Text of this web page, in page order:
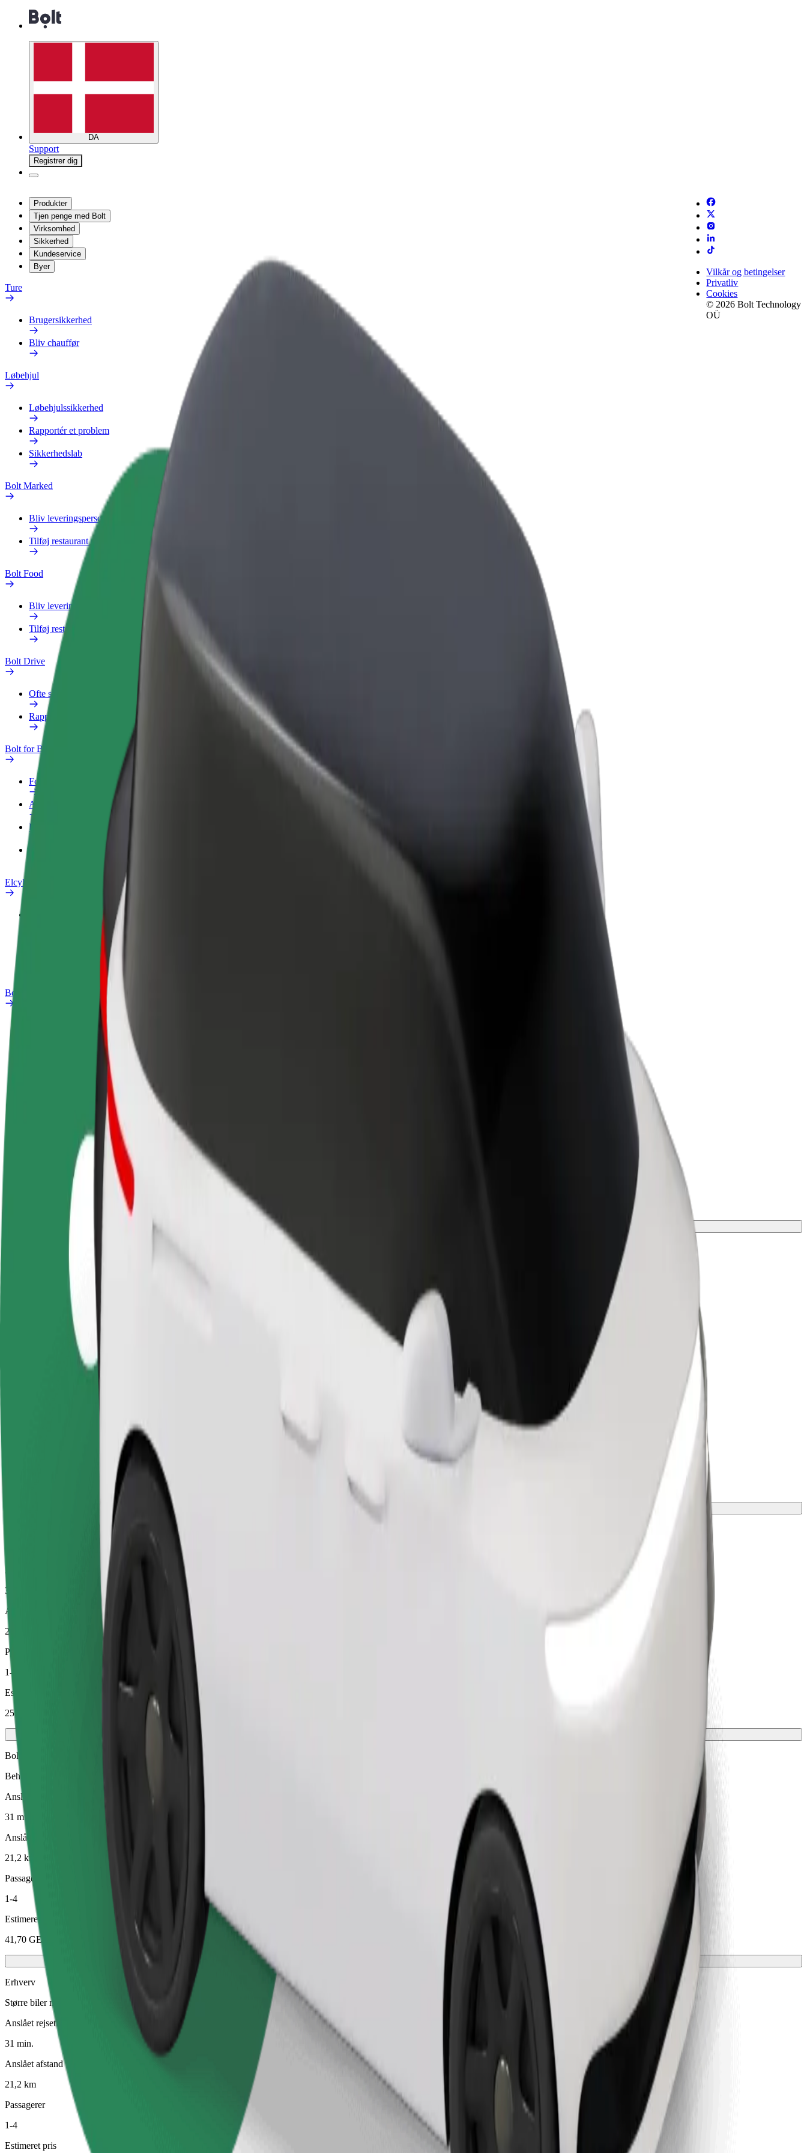
DA
Support
Registrer dig
Produkter
Tjen penge med Bolt
Virksomhed
Sikkerhed
Kundeservice
Byer
Ture
Brugersikkerhed
Bliv chauffør
Løbehjul
Løbehjulssikkerhed
Rapportér et problem
Sikkerhedslab
Bolt Marked
Bliv leveringsperson
Tilføj restaurant eller butik
Bolt Food
Bliv leveringsperson
Tilføj restaurant eller butik
Bolt Drive
Ofte stillede spørgsmål
Rapportér et køretøj
Bolt for Business
Fordele
Arbejdsprofil
Produkter
Bolt Food for Business
Elcykler
Rapportér et problem
Ofte stillede spørgsmål
Bolt plus
Sådan bliver du medlem
Ofte stillede spørgsmål
Bliv leveringsperson
Lever mad og få udbetaling
hver uge
Bolt-produkter og tjenester skaleret til din
Vilkår og betingelser
Privatliv
Cookies
© 2026 Bolt Technology
OÜ
Sådan kommer du fra Batumi Mall til Sarpi
Leder du efter den bedste måde at komme fra Batumi Mall til Sarpi? Udforsk vores tjenester og find den perfekte til din rejse.
Komfort og bekvemmelighed er kun et par tryk væk!
Prisbillige ture i almindelige biler
Pålidelige ture i almindelige mellemstore biler.
Anslået rejsetid
31 min.
Anslået afstand
21,2 km
Passagerer
1-4
Estimeret pris
25,40 GEL
Bolt Rejse
Behagelige intercity-rejser
Anslået rejsetid
31 min.
Anslået afstand
21,2 km
Passagerer
1-4
Estimeret pris
41,70 GEL
Erhverv
Større biler med mere benplads og opbevaring
Anslået rejsetid
31 min.
Anslået afstand
21,2 km
Passagerer
1-4
Estimeret pris